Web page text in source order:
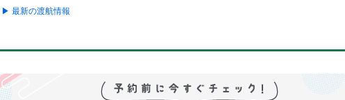
▶ 最新の渡航情報